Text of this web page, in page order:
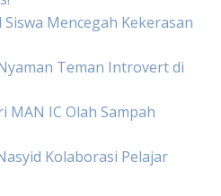
Mencegah Kekerasan
Teman Introvert di
MAN IC Olah Sampah
Kolaborasi Pelajar